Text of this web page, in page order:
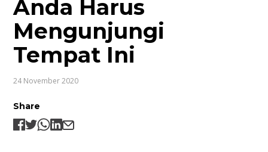
Anda Harus
Mengunjungi
Tempat Ini
24 November 2020
Share